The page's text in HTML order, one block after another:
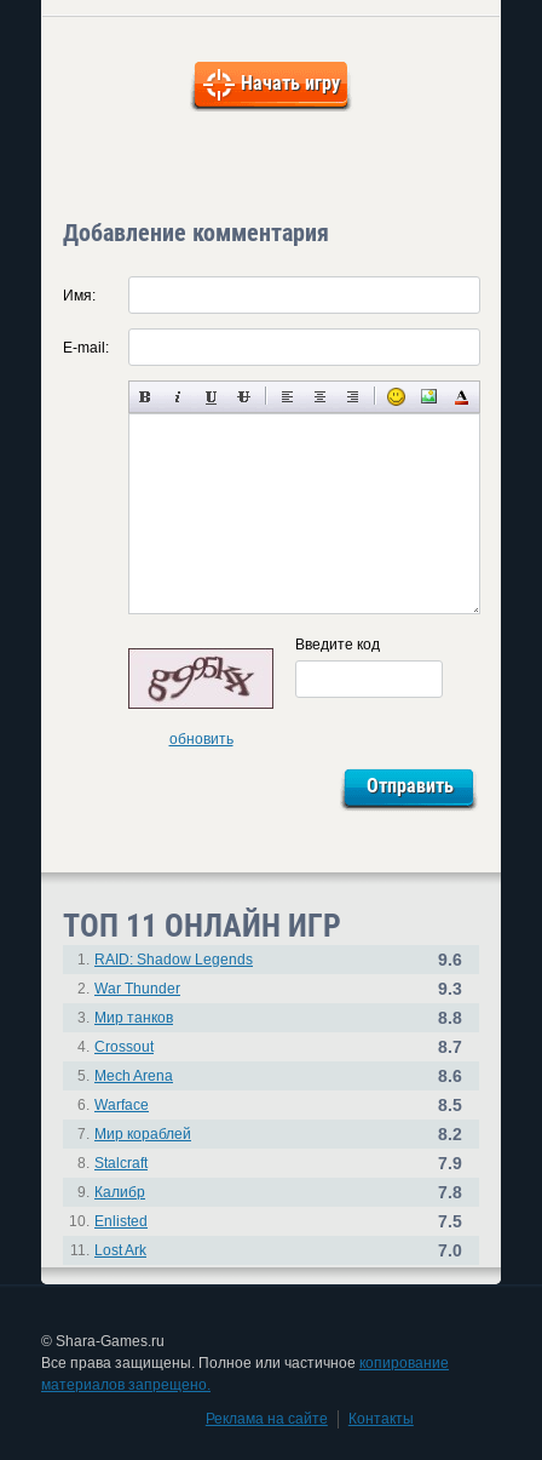
Начать игру
Добавление комментария
Имя:
E-mail:
обновить
Введите код
ТОП 11 ОНЛАЙН ИГР
1. RAID: Shadow Legends 9.6
2. War Thunder 9.3
3. Мир танков 8.8
4. Crossout 8.7
5. Mech Arena 8.6
6. Warface 8.5
7. Мир кораблей 8.2
8. Stalcraft 7.9
9. Калибр 7.8
10. Enlisted 7.5
11. Lost Ark 7.0
© Shara-Games.ru
Все права защищены. Полное или частичное копирование
материалов запрещено.
Реклама на сайте
Контакты